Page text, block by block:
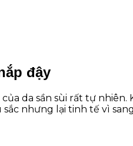
đậy
da sần sùi rất tự
nhưng lại tinh tế vì